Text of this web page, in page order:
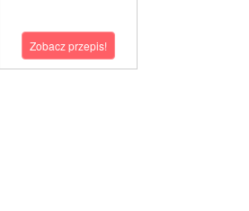
Zobacz przepis!